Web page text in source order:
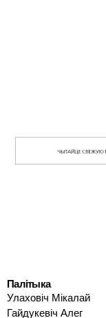
Палітыка
Улаховіч Мікалай
Гайдукевіч Алег